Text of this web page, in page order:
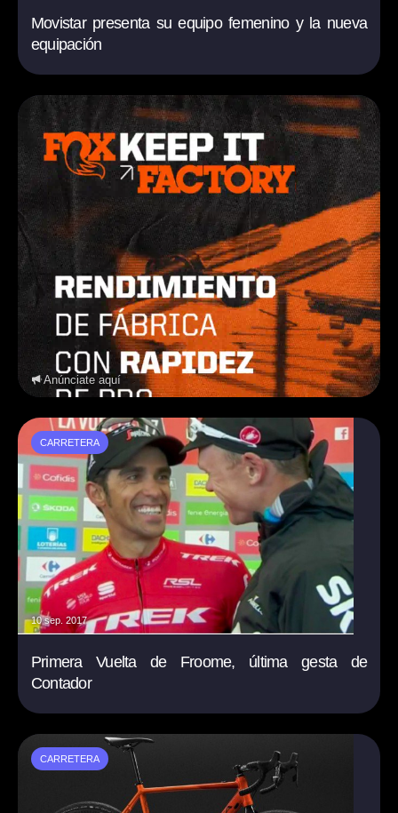
Movistar presenta su equipo femenino y la nueva
equipación
Anúnciate aquí
CARRETERA
10 sep. 2017
Primera Vuelta de Froome, última gesta de
Contador
CARRETERA